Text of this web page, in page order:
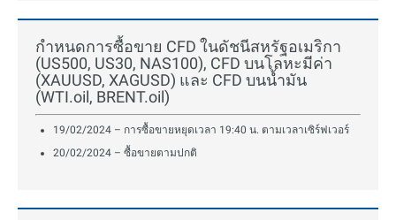
กำหนดการซื้อขาย CFD ในดัชนีสหรัฐอเมริกา
(US500, US30, NAS100), CFD บนโลหะมีค่า
(XAUUSD, XAGUSD) และ CFD บนน้ำมัน
(WTI.oil, BRENT.oil)
19/02/2024 – การซื้อขายหยุดเวลา 19:40 น. ตามเวลาเซิร์ฟเวอร์
20/02/2024 – ซื้อขายตามปกติ